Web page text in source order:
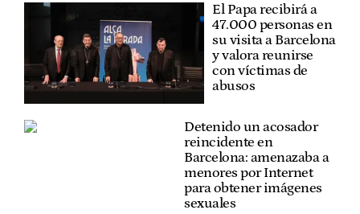
El Papa recibirá a
47.000 personas en
su visita a Barcelona
y valora reunirse
con víctimas de
abusos
Detenido un acosador
reincidente en
Barcelona: amenazaba a
menores por Internet
para obtener imágenes
sexuales